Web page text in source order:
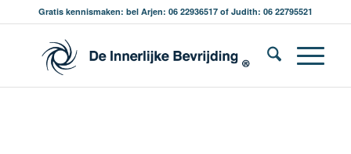
Gratis kennismaken: bel Arjen: 06 22936517 of Judith: 06 22795521